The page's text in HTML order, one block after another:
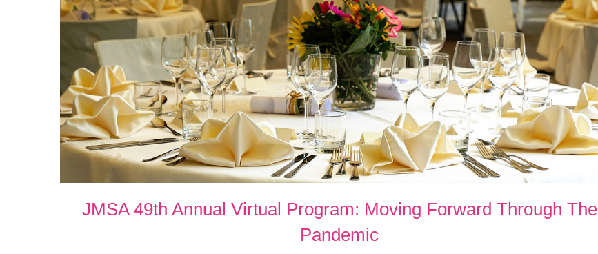
JMSA 49th Annual Virtual Program: Moving Forward Through The
Pandemic